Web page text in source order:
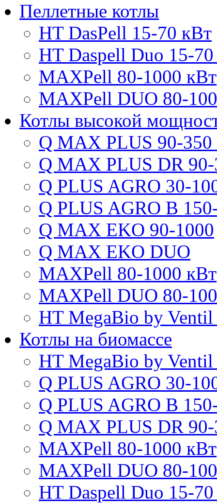
Пеллетные котлы
HT DasPell 15-70 кВт
HT Daspell Duo 15-
MAXPell 80-1000 кВт
MAXPell DUO 80-
Котлы высокой
Q MAX PLUS 90-350
Q MAX PLUS DR
Q PLUS AGRO 30-
Q PLUS AGRO B
Q MAX EKO 90-1000
Q MAX EKO DUO
MAXPell 80-1000 кВт
MAXPell DUO 80-
HT MegaBio by
Котлы на биомассе
HT MegaBio by
Q PLUS AGRO 30-
Q PLUS AGRO B
Q MAX PLUS DR
MAXPell 80-1000 кВт
MAXPell DUO 80-
HT Daspell Duo 15-